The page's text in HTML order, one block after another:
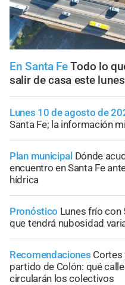
En Santa FeTodo lo
salir de casa este
Lunes 10 de agosto de
Santa Fe; la información
Plan municipal Dónde
encuentro en Santa Fe
hídrica
Pronóstico Lunes frío con
que tendrá nubosidad
Recomendaciones Cortes
partido de Colón: qué
circularán los colectivos